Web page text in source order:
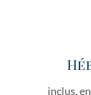
inclus,